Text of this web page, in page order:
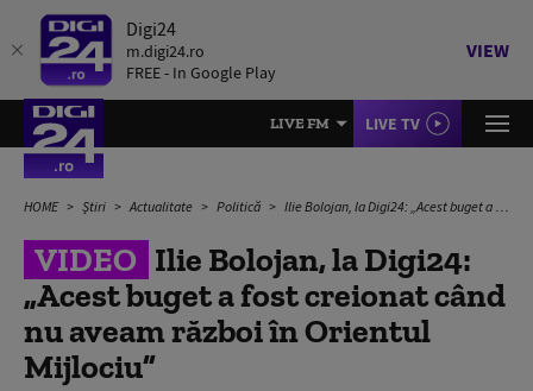
Digi24
m.digi24.ro
FREE - In Google Play
VIEW
LIVE FM LIVE TV
HOME Știri Actualitate Politică Ilie Bolojan, la Digi24: „Acest buget a fost creionat când nu aveam război în Orientul Mijlociu”
VIDEO Ilie Bolojan, la Digi24:
„Acest buget a fost creionat când
nu aveam război în Orientul
Mijlociu”